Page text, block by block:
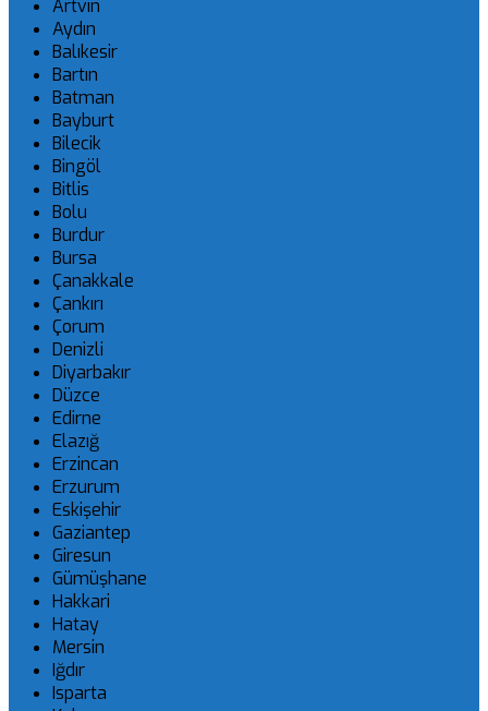
Artvin
Aydın
Balıkesir
Bartın
Batman
Bayburt
Bilecik
Bingöl
Bitlis
Bolu
Burdur
Bursa
Çanakkale
Çankırı
Çorum
Denizli
Diyarbakır
Düzce
Edirne
Elazığ
Erzincan
Erzurum
Eskişehir
Gaziantep
Giresun
Gümüşhane
Hakkari
Hatay
Mersin
Iğdır
Isparta